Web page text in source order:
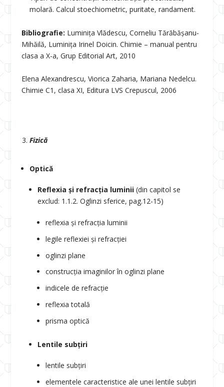
molară. Calcul stoechiometric, puritate, randament.
Bibliografie: Luminița Vlădescu, Corneliu Tărăbășanu-
Mihăilă, Luminița Irinel Doicin. Chimie – manual pentru
clasa a X-a, Grup Editorial Art, 2010
Elena Alexandrescu, Viorica Zaharia, Mariana Nedelcu.
Chimie C1, clasa XI, Editura LVS Crepuscul, 2006
Fizică
Optică
Reflexia și refracția luminii(din capitol se
exclud: 1.1.2. Oglinzi sferice, pag.12-15)
reflexia și refracția luminii
legile reflexiei și refracției
oglinzi plane
construcția imaginilor în oglinzi plane
indicele de refracție
reflexia totală
prisma optică
Lentile subțiri
lentile subțiri
elementele caracteristice ale unei lentile subțiri